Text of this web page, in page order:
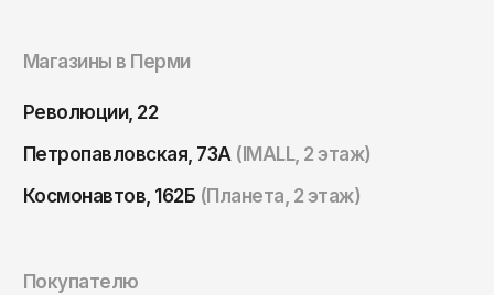
Магазины в Перми
Революции, 22
Петропавловская, 73А (IMALL, 2 этаж)
Космонавтов, 162Б (Планета, 2 этаж)
Покупателю
Тюмень
Улан-Удэ
Ханты-Мансийск